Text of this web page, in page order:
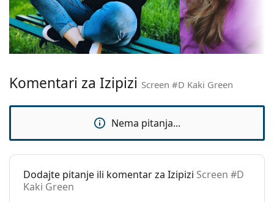
Širina:
126 mm
Dužina drškice:
149 mm
Težina:
140 g
Dodaci
Kutijica:
Komentari za Izipizi Screen #D Kaki Green
Nema pitanja...
Dodajte pitanje ili komentar za Izipizi Screen #D
Kaki Green